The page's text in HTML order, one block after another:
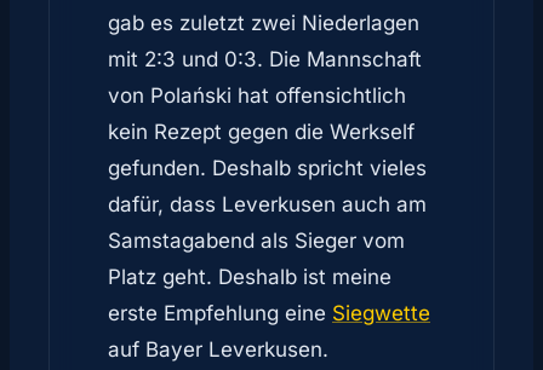
gab es zuletzt zwei Niederlagen
mit 2:3 und 0:3. Die Mannschaft
von Polański hat offensichtlich
kein Rezept gegen die Werkself
gefunden. Deshalb spricht vieles
dafür, dass Leverkusen auch am
Samstagabend als Sieger vom
Platz geht. Deshalb ist meine
erste Empfehlung eine Siegwette
auf Bayer Leverkusen.